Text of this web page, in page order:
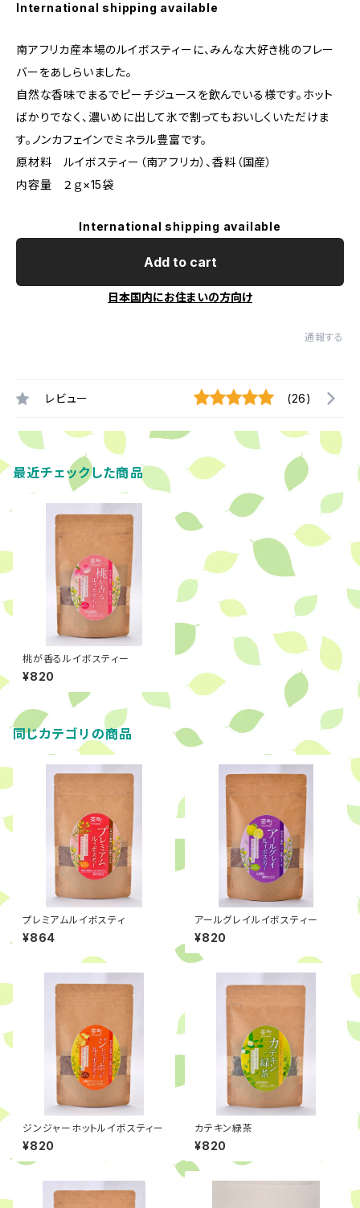
International shipping available
南アフリカ産本場のルイボスティーに、みんな大好き桃のフレー
バーをあしらいました。
自然な香味でまるでピーチジュースを飲んでいる様です。ホット
ばかりでなく、濃いめに出して氷で割ってもおいしくいただけま
す。ノンカフェインでミネラル豊富です。
原材料 ルイボスティー（南アフリカ）、香料（国産）
内容量 ２ｇ×15袋
International shipping available
Add to cart
日本国内にお住まいの方向け
通報する
レビュー (26)
最近チェックした商品
桃が香るルイボスティー
¥820
同じカテゴリの商品
プレミアムルイボスティ
¥864
アールグレイルイボスティー
¥820
ジンジャーホットルイボスティー
¥820
カテキン緑茶
¥820